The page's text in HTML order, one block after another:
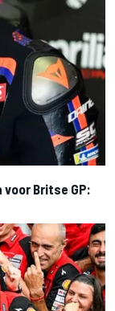
Britse GP: